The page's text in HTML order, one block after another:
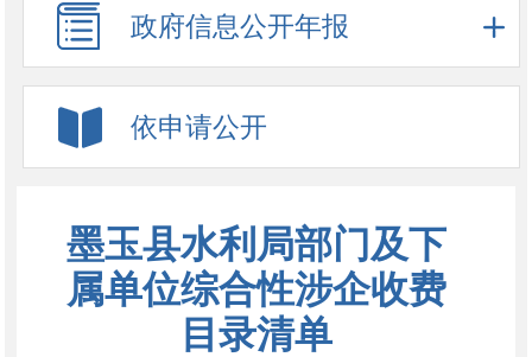
政府信息公开年报
依申请公开
墨玉县水利局部门及下
属单位综合性涉企收费
目录清单